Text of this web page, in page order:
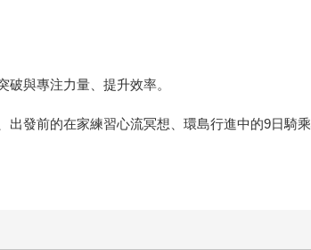
與專注力量、提升效率。
發前的在家練習心流冥想、環島行進中的9日騎